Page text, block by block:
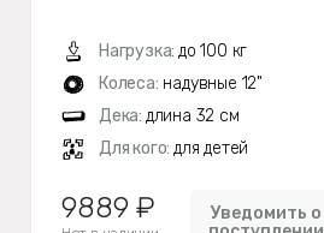
Нагрузка: до 100 кг
Колеса: надувные 12"
Дека: длина 32 см
Для кого: для детей
9889 ₽
Уведомить о